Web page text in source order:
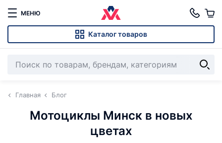
МЕНЮ
Каталог товаров
Главная Блог
Мотоциклы Минск в новых
цветах